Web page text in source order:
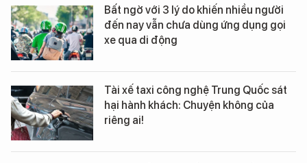
Bất ngờ với 3 lý do khiến nhiều người
đến nay vẫn chưa dùng ứng dụng gọi
xe qua di động
Tài xế taxi công nghệ Trung Quốc sát
hại hành khách: Chuyện không của
riêng ai!